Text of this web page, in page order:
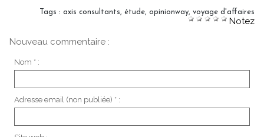
Tags : axis consultants étude opinionway voyage d'affaires
Notez
Nouveau commentaire :
Nom * :
Adresse email (non publiée) * :